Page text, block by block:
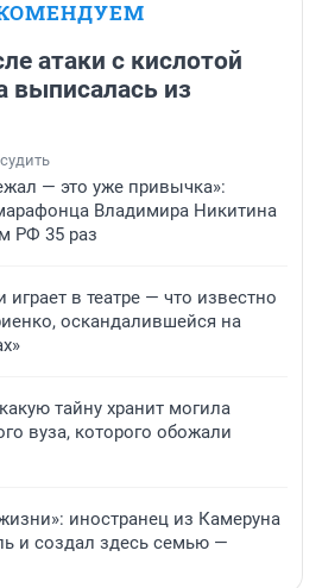
атаки с кислотой
выписалась из
— это уже привычка»:
Владимира Никитина
РФ 35 раз
играет в театре — что известно
оскандалившейся на
тайну хранит могила
вуза, которого обожали
иностранец из Камеруна
и создал здесь семью —